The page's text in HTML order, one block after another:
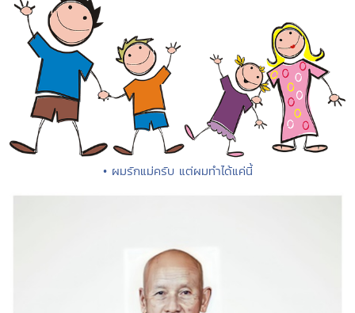
• ผมรักแม่ครับ แต่ผมทำได้แค่นี้